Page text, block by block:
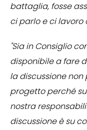
battaglia, fosse
ci parlo e ci lavoro
"Sia in Consiglio
disponibile a fare
la discussione non
progetto perché
nostra
discussione è su